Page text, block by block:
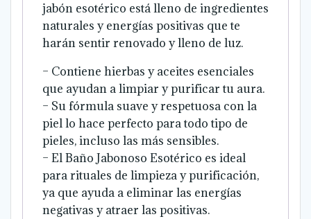
jabón esotérico está lleno de ingredientes
naturales y energías positivas que te
harán sentir renovado y lleno de luz.
– Contiene hierbas y aceites esenciales
que ayudan a limpiar y purificar tu aura.
– Su fórmula suave y respetuosa con la
piel lo hace perfecto para todo tipo de
pieles, incluso las más sensibles.
– El Baño Jabonoso Esotérico es ideal
para rituales de limpieza y purificación,
ya que ayuda a eliminar las energías
negativas y atraer las positivas.